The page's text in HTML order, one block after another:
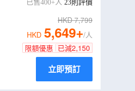
已售400+人 23則評價
HKD7,799
HKD 5,649+/人
限額優惠 已減2,150
立即預訂